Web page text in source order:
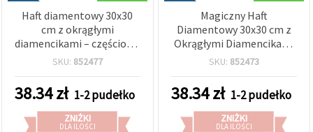
Haft diamentowy 30x30
cm z okrągłymi
diamencikami – częściowe
wyklejanie, kolorowy
eleganckiej ramce LT-
3540
SKU: 852477
38.34zł 1-2 pudełko
ZNIŻKI
DLA ILOŚCI
Magiczny Haft
Diamentowy 30x30 cm z
Okrągłymi Diamencikami
– Częściowe Wyklejanie
Elegancką Ramką LT-3535
SKU: 852473
38.34zł 1-2 pudełko
ZNIŻKI
DLA ILOŚCI